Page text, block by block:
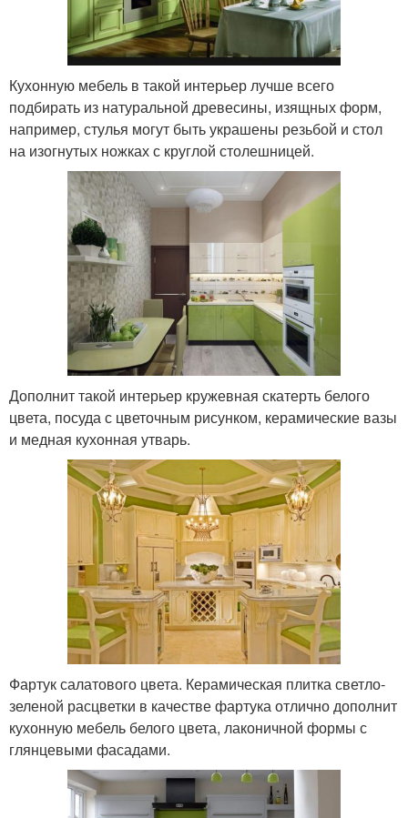
Кухонную мебель в такой интерьер лучше всего
подбирать из натуральной древесины, изящных форм,
например, стулья могут быть украшены резьбой и стол
на изогнутых ножках с круглой столешницей.
Дополнит такой интерьер кружевная скатерть белого
цвета, посуда с цветочным рисунком, керамические вазы
и медная кухонная утварь.
Фартук салатового цвета. Керамическая плитка светло-
зеленой расцветки в качестве фартука отлично дополнит
кухонную мебель белого цвета, лаконичной формы с
глянцевыми фасадами.